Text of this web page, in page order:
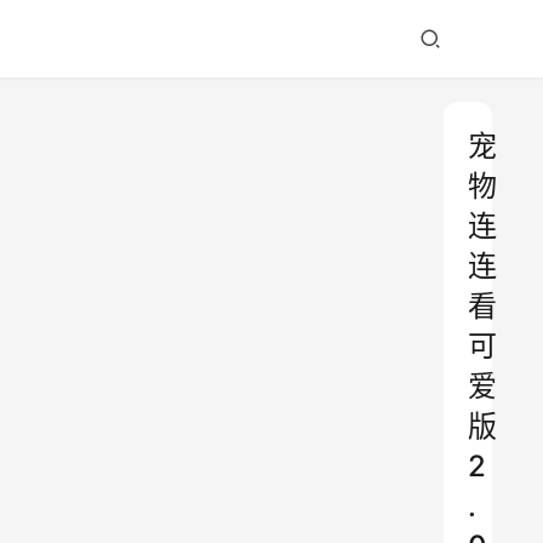
宠
物
连
连
看
可
爱
版
2
.